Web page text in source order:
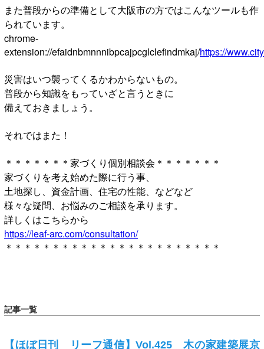
また普段からの準備として大阪市の方ではこんなツールも作
られています。
chrome-
extension://efaidnbmnnnibpcajpcglclefindmkaj/https://
災害はいつ襲ってくるかわからないもの。
普段から知識をもっていざと言うときに
備えておきましょう。
それではまた！
＊＊＊＊＊＊＊家づくり個別相談会＊＊＊＊＊＊＊
家づくりを考え始めた際に行う事、
土地探し、資金計画、住宅の性能、などなど
様々な疑問、お悩みのご相談を承ります。
詳しくはこちらから
https://leaf-arc.com/consultation/
＊＊＊＊＊＊＊＊＊＊＊＊＊＊＊＊＊＊＊＊＊＊＊
記事一覧
【ほぼ日刊 リーフ通信】Vol.425 木の家建築展京